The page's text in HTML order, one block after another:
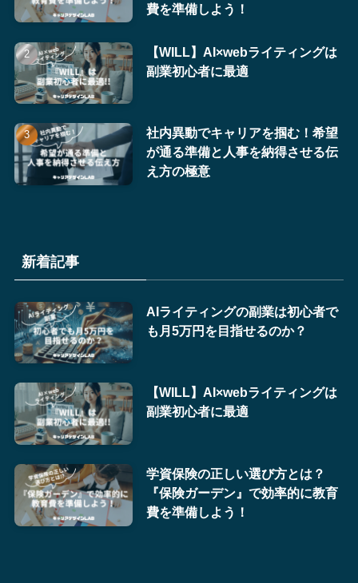
費を準備しよう！
【WILL】AI×webライティングは
副業初心者に最適
社内異動でキャリアを掴む！希望
が通る準備と人事を納得させる伝
え方の極意
新着記事
AIライティングの副業は初心者で
も月5万円を目指せるのか？
【WILL】AI×webライティングは
副業初心者に最適
学資保険の正しい選び方とは？
『保険ガーデン』で効率的に教育
費を準備しよう！